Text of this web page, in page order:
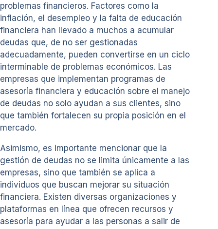
problemas financieros. Factores como la
inflación, el desempleo y la falta de educación
financiera han llevado a muchos a acumular
deudas que, de no ser gestionadas
adecuadamente, pueden convertirse en un ciclo
interminable de problemas económicos. Las
empresas que implementan programas de
asesoría financiera y educación sobre el manejo
de deudas no solo ayudan a sus clientes, sino
que también fortalecen su propia posición en el
mercado.
Asimismo, es importante mencionar que la
gestión de deudas no se limita únicamente a las
empresas, sino que también se aplica a
individuos que buscan mejorar su situación
financiera. Existen diversas organizaciones y
plataformas en línea que ofrecen recursos y
asesoría para ayudar a las personas a salir de